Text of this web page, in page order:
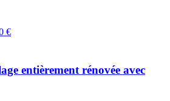
€
entièrement rénovée avec